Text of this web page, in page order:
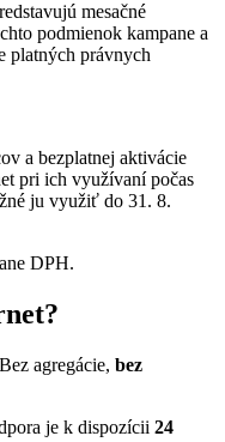
mesačné
podmienok kampane a
platných právnych
a bezplatnej aktivácie
pri ich využívaní počas
ju využiť do 31. 8.
DPH.
agregácie, bez
je k dispozícii 24